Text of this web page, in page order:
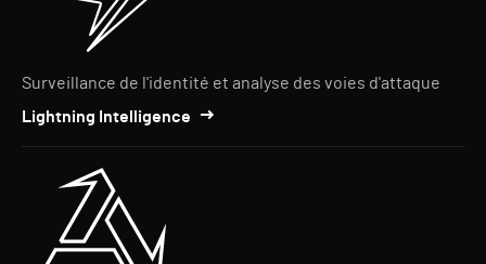
Surveillance de l'identité et analyse des voies d'attaque
Lightning Intelligence